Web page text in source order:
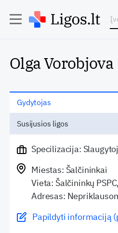
Olga Vorobjova
Gydytojas
Susijusios ligos
Specilizacija:
Miestas: Šalčininkai
Vieta: Šalčininkų
Adresas:
Papildyti informaciją